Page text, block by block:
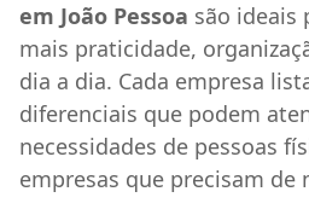
em João Pessoa são ideais
mais praticidade,
dia a dia. Cada empresa
diferenciais que podem
necessidades de pessoas
empresas que precisam de